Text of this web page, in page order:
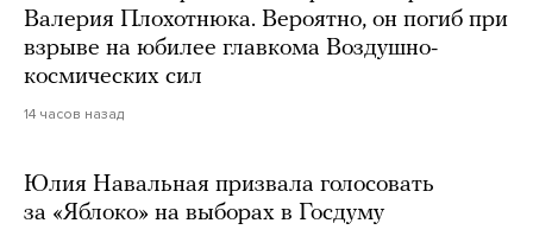
Валерия Плохотнюка. Вероятно, он погиб при
взрыве на юбилее главкома Воздушно-
космических сил
14 часов назад
Юлия Навальная призвала голосовать
за «Яблоко» на выборах в Госдуму